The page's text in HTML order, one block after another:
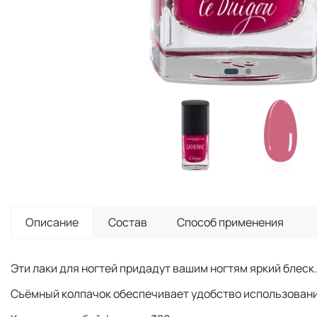
Описание Состав Способ применения
Эти лаки для ногтей придадут вашим ногтям яркий блеск.
Съёмный колпачок обеспечивает удобство